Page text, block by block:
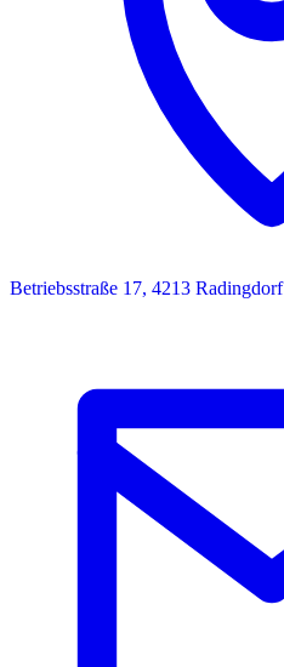
Betriebsstraße 17, 4213 Radingdorf